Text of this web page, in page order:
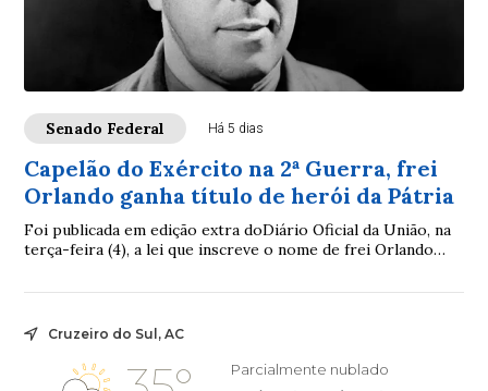
Senado Federal Há 5 dias
Capelão do Exército na 2ª Guerra, frei
Orlando ganha título de herói da Pátria
Foi publicada em edição extra doDiário Oficial da União, na
terça-feira (4), a lei que inscreve o nome de frei Orlando
Cruzeiro do Sul, AC
Parcialmente nublado